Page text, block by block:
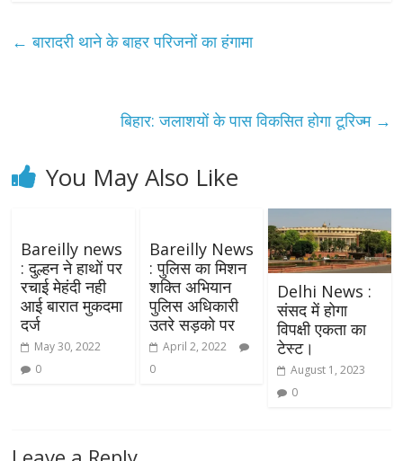
← बारादरी थाने के बाहर परिजनों का हंगामा
बिहार: जलाशयों के पास विकसित होगा टूरिज्म →
You May Also Like
Bareilly news
: दुल्हन ने हाथों पर
रचाई मेहंदी नही
आई बारात मुकदमा
दर्ज
May 30, 2022
0
Bareilly News
: पुलिस का मिशन
शक्ति अभियान
पुलिस अधिकारी
उतरे सड़को पर
April 2, 2022
0
Delhi News :
संसद में होगा
विपक्षी एकता का
टेस्ट।
August 1, 2023
0